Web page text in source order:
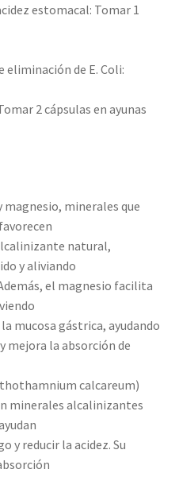
estomacal: Tomar 1
eliminación de E. Coli:
2 cápsulas en ayunas
magnesio, minerales que
natural,
y aliviando
el magnesio facilita
mucosa gástrica, ayudando
mejora la absorción de
calcareum)
minerales alcalinizantes
y reducir la acidez. Su